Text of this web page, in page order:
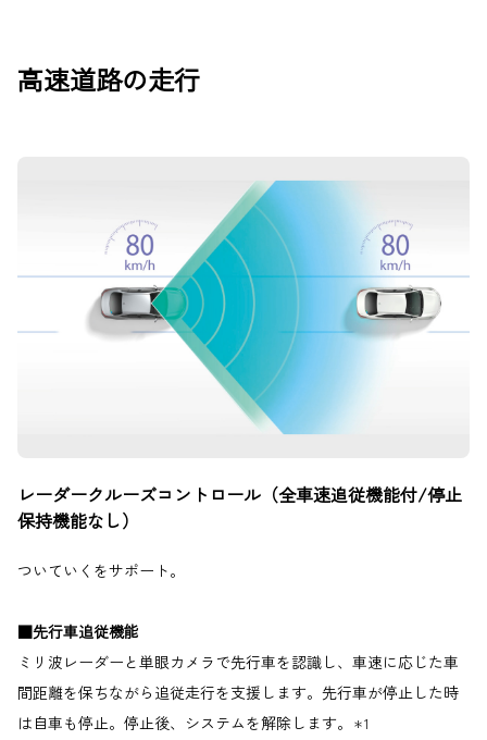
高速道路の走行
レーダークルーズコントロール（全車速追従機能付/停止
保持機能なし）
ついていくをサポート。
■先行車追従機能
ミリ波レーダーと単眼カメラで先行車を認識し、車速に応じた車
間距離を保ちながら追従走行を支援します。先行車が停止した時
は自車も停止。停止後、システムを解除します。
＊1